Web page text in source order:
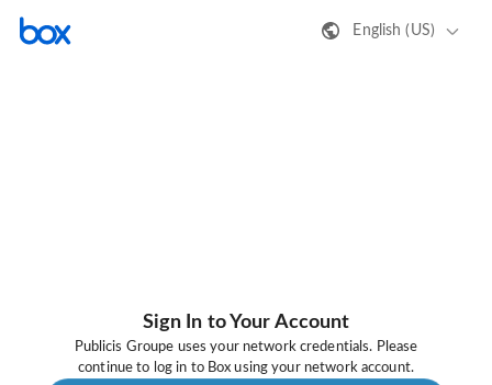
English (US)
Sign In to Your Account
Publicis Groupe uses your network credentials. Please
continue to log in to Box using your network account.